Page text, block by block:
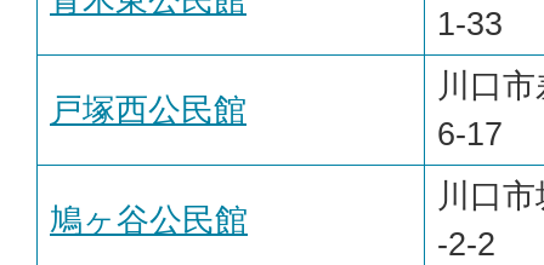
1-33
戸塚西公民館
川口
6-17
鳩ヶ谷公民館
川口
-2-2